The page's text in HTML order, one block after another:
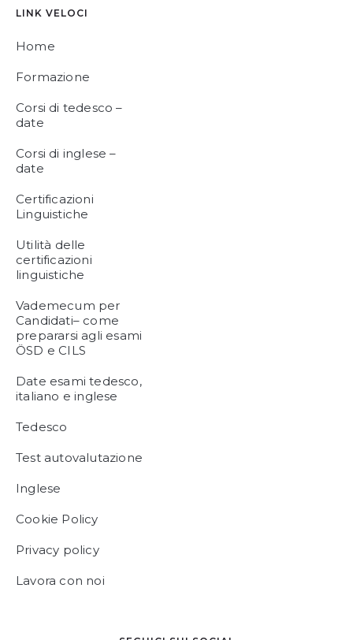
LINK VELOCI
Home
Formazione
Corsi di tedesco –
date
Corsi di inglese –
date
Certificazioni
Linguistiche
Utilità delle
certificazioni
linguistiche
Vademecum per
Candidati– come
prepararsi agli esami
ÖSD e CILS
Date esami tedesco,
italiano e inglese
Tedesco
Test autovalutazione
Inglese
Cookie Policy
Privacy policy
Lavora con noi